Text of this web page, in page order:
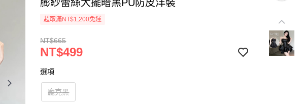
膨紗蕾絲大擺暗黑PU防皮洋裝
超取滿NT$1,200免運
NT$665
NT$499
選項
龐克黑